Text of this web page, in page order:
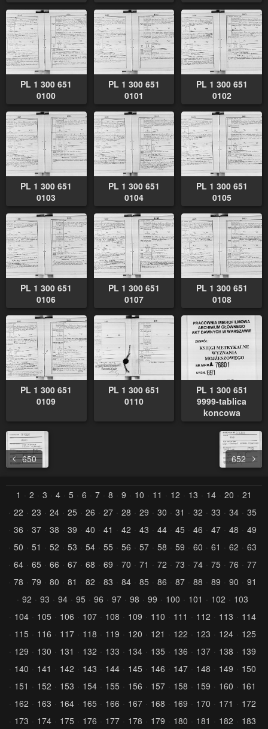
PL 1 300 651
0100
PL 1 300 651
0101
PL 1 300 651
0102
PL 1 300 651
0103
PL 1 300 651
0104
PL 1 300 651
0105
PL 1 300 651
0106
PL 1 300 651
0107
PL 1 300 651
0108
PL 1 300 651
0109
PL 1 300 651
0110
PL 1 300 651
9999-tablica
koncowa
650 652
1 2 3 4 5 6 7 8 9 10 11 12 13 14 20
21
22
23 24 25 26 27 28 29 30 31 32 33 34
35
36
37 38 39 40 41 42 43 44 45 46 47 48
49
50
51 52 53 54 55 56 57 58 59 60 61 62
63
64
65 66 67 68 69 70 71 72 73 74 75 76
77
78
79 80 81 82 83 84 85 86 87 88 89 90
91
92
93 94 95 96 97 98 99 100 101 102
103
104
105 106 107 108 109 110 111 112 113
114
115
116 117 118 119 120 121 122 123 124
125
129
130 131 132 133 134 135 136 137 138
139
140
141 142 143 144 145 146 147 148 149
150
151
152 153 154 155 156 157 158 159 160
161
162
163 164 165 166 167 168 169 170 171
172
173
174 175 176 177 178 179 180 181 182 183